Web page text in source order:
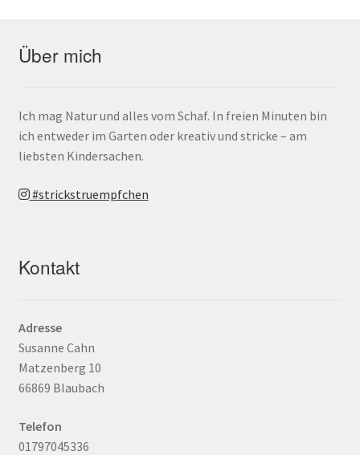
Über mich
Ich mag Natur und alles vom Schaf. In freien Minuten bin
ich entweder im Garten oder kreativ und stricke – am
liebsten Kindersachen.
#strickstruempfchen
Kontakt
Adresse
Susanne Cahn
Matzenberg 10
66869 Blaubach
Telefon
01797045336